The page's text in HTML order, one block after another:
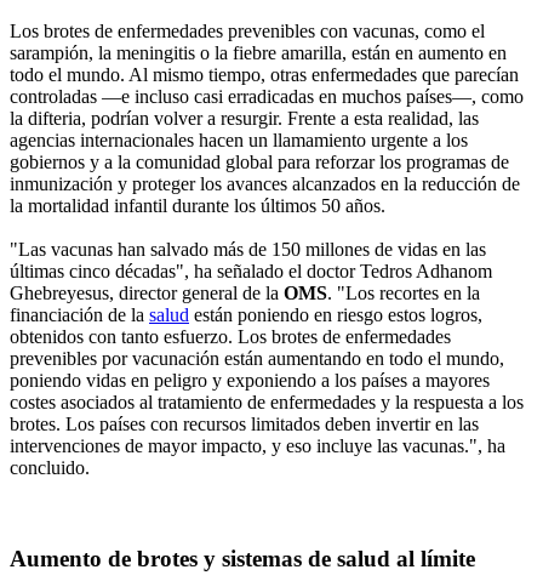
Los brotes de enfermedades prevenibles con vacunas, como el
sarampión, la meningitis o la fiebre amarilla, están en aumento en
todo el mundo. Al mismo tiempo, otras enfermedades que parecían
controladas —e incluso casi erradicadas en muchos países—, como
la difteria, podrían volver a resurgir. Frente a esta realidad, las
agencias internacionales hacen un llamamiento urgente a los
gobiernos y a la comunidad global para reforzar los programas de
inmunización y proteger los avances alcanzados en la reducción de
la mortalidad infantil durante los últimos 50 años.
"Las vacunas han salvado más de 150 millones de vidas en las
últimas cinco décadas", ha señalado el doctor Tedros Adhanom
Ghebreyesus, director general de la OMS. "Los recortes en la
financiación de la salud están poniendo en riesgo estos logros,
obtenidos con tanto esfuerzo. Los brotes de enfermedades
prevenibles por vacunación están aumentando en todo el mundo,
poniendo vidas en peligro y exponiendo a los países a mayores
costes asociados al tratamiento de enfermedades y la respuesta a los
brotes. Los países con recursos limitados deben invertir en las
intervenciones de mayor impacto, y eso incluye las vacunas.", ha
concluido.
Aumento de brotes y sistemas de salud al límite